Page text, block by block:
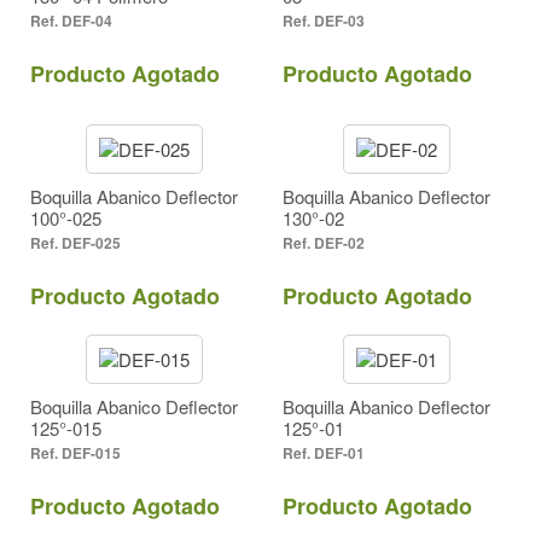
DEF-04
Producto Agotado
DEF-03
Producto Agotado
Boquilla Abanico Deflector
100°-025
DEF-025
Producto Agotado
Boquilla Abanico Deflector
130°-02
DEF-02
Producto Agotado
Boquilla Abanico Deflector
125°-015
DEF-015
Producto Agotado
Boquilla Abanico Deflector
125°-01
DEF-01
Producto Agotado